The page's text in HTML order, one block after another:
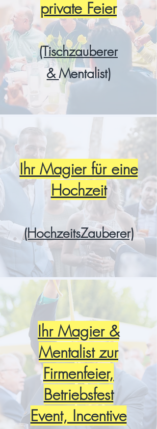
private Feier
(Tischzauberer
&Mentalist)
Ihr Magier für eine
Hochzeit
(HochzeitsZauberer)
Ihr Magier &
Mentalist zur
Firmenfeier,
Betriebsfest
Event, Incentive